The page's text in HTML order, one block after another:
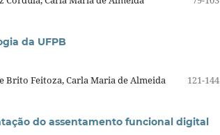
da UFPB
Brito Feitoza, Carla Maria de Almeida
121-144
do assentamento funcional digital